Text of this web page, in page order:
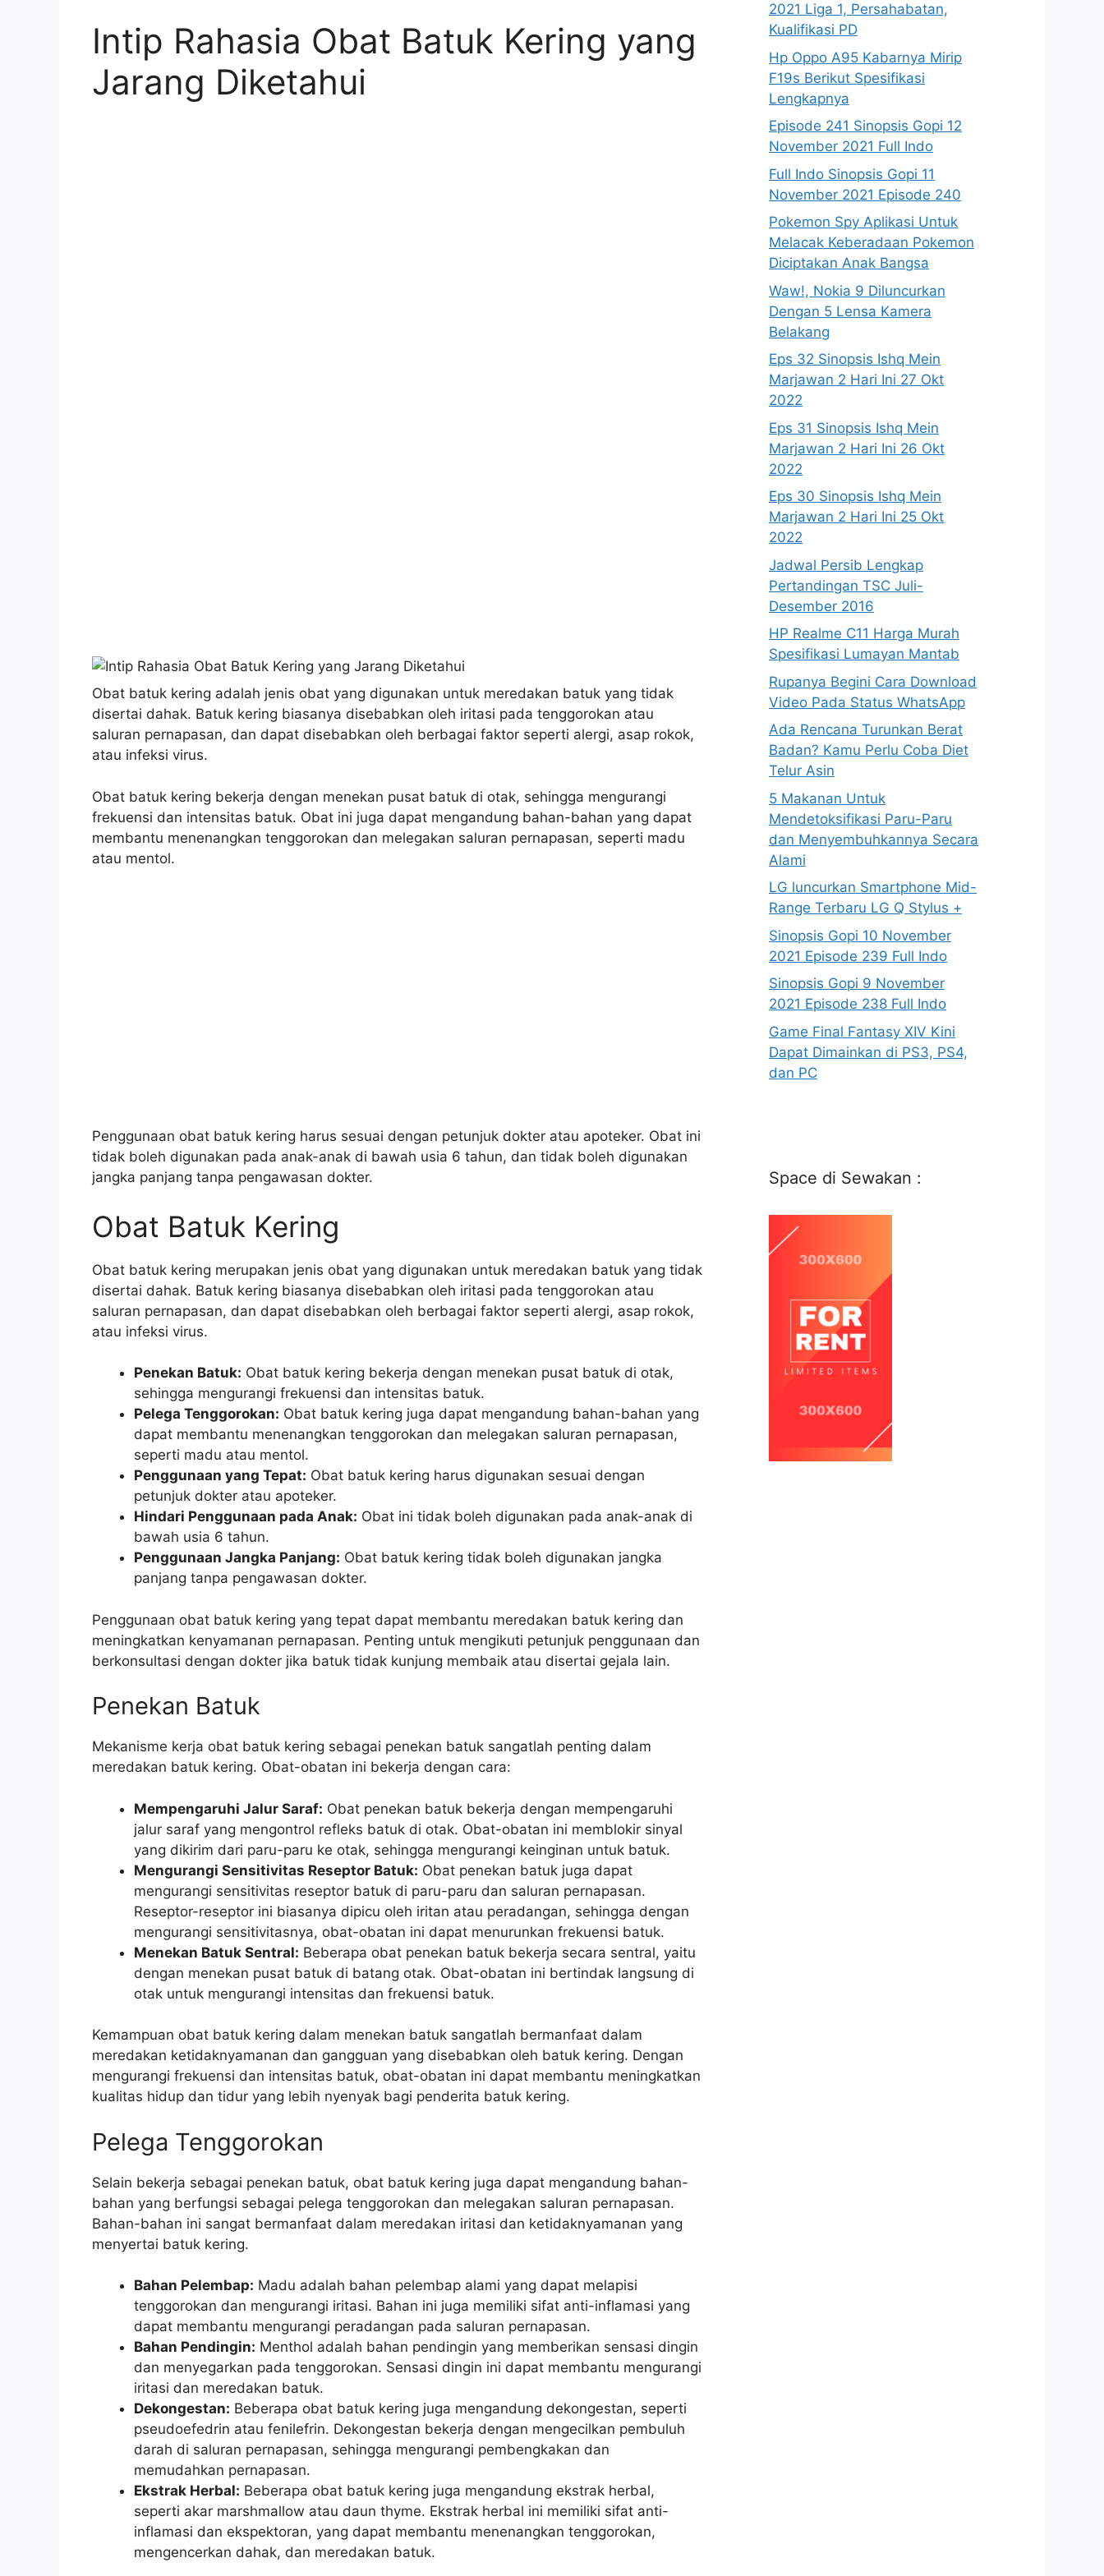
Intip Rahasia Obat Batuk Kering yang
Jarang Diketahui
Obat batuk kering adalah jenis obat yang digunakan untuk meredakan batuk yang tidak
disertai dahak. Batuk kering biasanya disebabkan oleh iritasi pada tenggorokan atau
saluran pernapasan, dan dapat disebabkan oleh berbagai faktor seperti alergi, asap rokok,
atau infeksi virus.
Obat batuk kering bekerja dengan menekan pusat batuk di otak, sehingga mengurangi
frekuensi dan intensitas batuk. Obat ini juga dapat mengandung bahan-bahan yang dapat
membantu menenangkan tenggorokan dan melegakan saluran pernapasan, seperti madu
atau mentol.
Penggunaan obat batuk kering harus sesuai dengan petunjuk dokter atau apoteker. Obat ini
tidak boleh digunakan pada anak-anak di bawah usia 6 tahun, dan tidak boleh digunakan
jangka panjang tanpa pengawasan dokter.
Obat Batuk Kering
Obat batuk kering merupakan jenis obat yang digunakan untuk meredakan batuk yang tidak
disertai dahak. Batuk kering biasanya disebabkan oleh iritasi pada tenggorokan atau
saluran pernapasan, dan dapat disebabkan oleh berbagai faktor seperti alergi, asap rokok,
atau infeksi virus.
Penekan Batuk: Obat batuk kering bekerja dengan menekan pusat batuk di otak,
sehingga mengurangi frekuensi dan intensitas batuk.
Pelega Tenggorokan: Obat batuk kering juga dapat mengandung bahan-bahan yang
dapat membantu menenangkan tenggorokan dan melegakan saluran pernapasan,
seperti madu atau mentol.
Penggunaan yang Tepat: Obat batuk kering harus digunakan sesuai dengan
petunjuk dokter atau apoteker.
Hindari Penggunaan pada Anak: Obat ini tidak boleh digunakan pada anak-anak di
bawah usia 6 tahun.
Penggunaan Jangka Panjang: Obat batuk kering tidak boleh digunakan jangka
panjang tanpa pengawasan dokter.
Penggunaan obat batuk kering yang tepat dapat membantu meredakan batuk kering dan
meningkatkan kenyamanan pernapasan. Penting untuk mengikuti petunjuk penggunaan dan
berkonsultasi dengan dokter jika batuk tidak kunjung membaik atau disertai gejala lain.
Penekan Batuk
Mekanisme kerja obat batuk kering sebagai penekan batuk sangatlah penting dalam
meredakan batuk kering. Obat-obatan ini bekerja dengan cara:
Mempengaruhi Jalur Saraf: Obat penekan batuk bekerja dengan mempengaruhi
jalur saraf yang mengontrol refleks batuk di otak. Obat-obatan ini memblokir sinyal
yang dikirim dari paru-paru ke otak, sehingga mengurangi keinginan untuk batuk.
Mengurangi Sensitivitas Reseptor Batuk: Obat penekan batuk juga dapat
mengurangi sensitivitas reseptor batuk di paru-paru dan saluran pernapasan.
Reseptor-reseptor ini biasanya dipicu oleh iritan atau peradangan, sehingga dengan
mengurangi sensitivitasnya, obat-obatan ini dapat menurunkan frekuensi batuk.
Menekan Batuk Sentral: Beberapa obat penekan batuk bekerja secara sentral, yaitu
dengan menekan pusat batuk di batang otak. Obat-obatan ini bertindak langsung di
otak untuk mengurangi intensitas dan frekuensi batuk.
Kemampuan obat batuk kering dalam menekan batuk sangatlah bermanfaat dalam
meredakan ketidaknyamanan dan gangguan yang disebabkan oleh batuk kering. Dengan
mengurangi frekuensi dan intensitas batuk, obat-obatan ini dapat membantu meningkatkan
kualitas hidup dan tidur yang lebih nyenyak bagi penderita batuk kering.
Pelega Tenggorokan
Selain bekerja sebagai penekan batuk, obat batuk kering juga dapat mengandung bahan-
bahan yang berfungsi sebagai pelega tenggorokan dan melegakan saluran pernapasan.
Bahan-bahan ini sangat bermanfaat dalam meredakan iritasi dan ketidaknyamanan yang
menyertai batuk kering.
Bahan Pelembap: Madu adalah bahan pelembap alami yang dapat melapisi
tenggorokan dan mengurangi iritasi. Bahan ini juga memiliki sifat anti-inflamasi yang
dapat membantu mengurangi peradangan pada saluran pernapasan.
Bahan Pendingin: Menthol adalah bahan pendingin yang memberikan sensasi dingin
dan menyegarkan pada tenggorokan. Sensasi dingin ini dapat membantu mengurangi
iritasi dan meredakan batuk.
Dekongestan: Beberapa obat batuk kering juga mengandung dekongestan, seperti
pseudoefedrin atau fenilefrin. Dekongestan bekerja dengan mengecilkan pembuluh
darah di saluran pernapasan, sehingga mengurangi pembengkakan dan
memudahkan pernapasan.
Ekstrak Herbal: Beberapa obat batuk kering juga mengandung ekstrak herbal,
seperti akar marshmallow atau daun thyme. Ekstrak herbal ini memiliki sifat anti-
inflamasi dan ekspektoran, yang dapat membantu menenangkan tenggorokan,
mengencerkan dahak, dan meredakan batuk.
2021 Liga 1, Persahabatan,
Kualifikasi PD
Hp Oppo A95 Kabarnya Mirip
F19s Berikut Spesifikasi
Lengkapnya
Episode 241 Sinopsis Gopi 12
November 2021 Full Indo
Full Indo Sinopsis Gopi 11
November 2021 Episode 240
Pokemon Spy Aplikasi Untuk
Melacak Keberadaan Pokemon
Diciptakan Anak Bangsa
Waw!, Nokia 9 Diluncurkan
Dengan 5 Lensa Kamera
Belakang
Eps 32 Sinopsis Ishq Mein
Marjawan 2 Hari Ini 27 Okt
2022
Eps 31 Sinopsis Ishq Mein
Marjawan 2 Hari Ini 26 Okt
2022
Eps 30 Sinopsis Ishq Mein
Marjawan 2 Hari Ini 25 Okt
2022
Jadwal Persib Lengkap
Pertandingan TSC Juli-
Desember 2016
HP Realme C11 Harga Murah
Spesifikasi Lumayan Mantab
Rupanya Begini Cara Download
Video Pada Status WhatsApp
Ada Rencana Turunkan Berat
Badan? Kamu Perlu Coba Diet
Telur Asin
5 Makanan Untuk
Mendetoksifikasi Paru-Paru
dan Menyembuhkannya Secara
Alami
LG luncurkan Smartphone Mid-
Range Terbaru LG Q Stylus +
Sinopsis Gopi 10 November
2021 Episode 239 Full Indo
Sinopsis Gopi 9 November
2021 Episode 238 Full Indo
Game Final Fantasy XIV Kini
Dapat Dimainkan di PS3, PS4,
dan PC
Space di Sewakan :